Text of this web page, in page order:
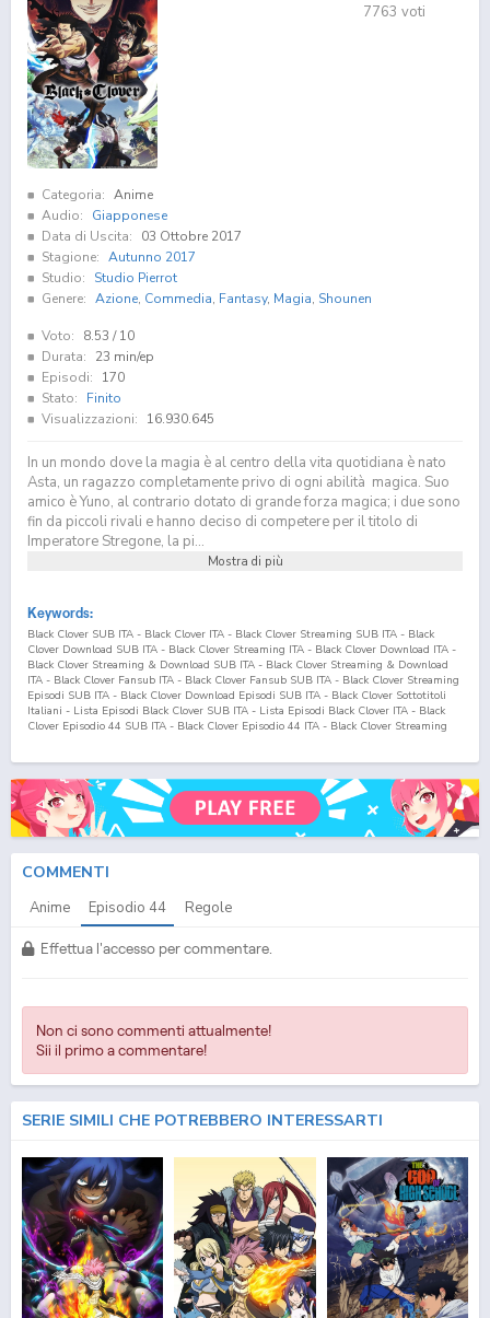
7763 voti
Categoria: Anime
Audio:
Giapponese
Data di Uscita:
03 Ottobre 2017
Stagione: Autunno 2017
Studio:
Studio Pierrot
Genere: Azione, Commedia, Fantasy, Magia, Shounen
Voto: 8.53 / 10
Durata:
23 min/ep
Episodi:
170
Stato:
Finito
Visualizzazioni:
16.930.645
In un mondo dove la magia è al centro della vita quotidiana è nato
Asta, un ragazzo completamente privo di ogni abilità magica. Suo
amico è Yuno, al contrario dotato di grande forza magica; i due sono
fin da piccoli rivali e hanno deciso di competere per il titolo di
Imperatore Stregone, la pi...
Mostra di più
Keywords:
Black Clover SUB ITA - Black Clover ITA - Black Clover Streaming SUB ITA - Black
Clover Download SUB ITA - Black Clover Streaming ITA - Black Clover Download ITA -
Black Clover Streaming & Download SUB ITA - Black Clover Streaming & Download
ITA - Black Clover Fansub ITA - Black Clover Fansub SUB ITA - Black Clover Streaming
Episodi SUB ITA - Black Clover Download Episodi SUB ITA - Black Clover Sottotitoli
Italiani - Lista Episodi Black Clover SUB ITA - Lista Episodi Black Clover ITA - Black
Clover Episodio 44 SUB ITA - Black Clover Episodio 44 ITA - Black Clover Streaming
COMMENTI
Anime Episodio 44 Regole
Effettua l'accesso per commentare.
Non ci sono commenti attualmente!
Sii il primo a commentare!
SERIE SIMILI CHE POTREBBERO INTERESSARTI